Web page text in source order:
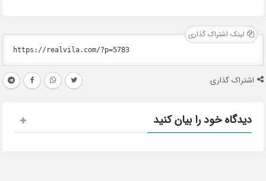
لینک اشتراک گذاری
اشتراک گذاری
دیدگاه خود را بیان کنید